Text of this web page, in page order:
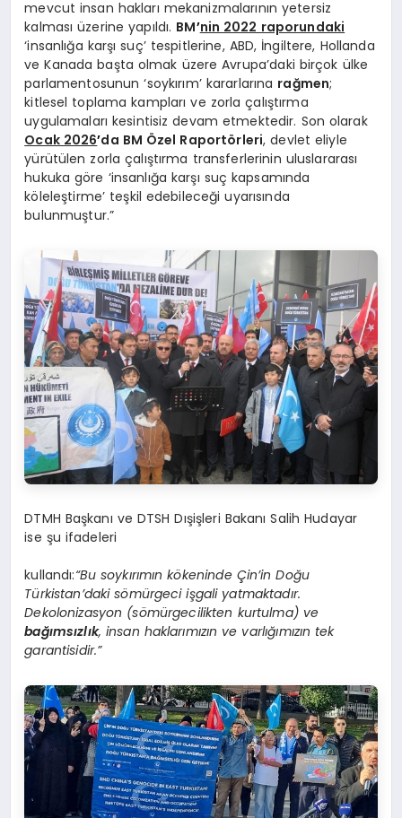
mevcut insan hakları mekanizmalarının yetersiz
kalması üzerine yapıldı. BM’nin 2022 raporundaki
‘insanlığa karşı suç’ tespitlerine, ABD, İngiltere, Hollanda
ve Kanada başta olmak üzere Avrupa’daki birçok ülke
parlamentosunun ‘soykırım’ kararlarına rağmen;
kitlesel toplama kampları ve zorla çalıştırma
uygulamaları kesintisiz devam etmektedir. Son olarak
Ocak 2026’da BM Özel Raportörleri, devlet eliyle
yürütülen zorla çalıştırma transferlerinin uluslararası
hukuka göre ‘insanlığa karşı suç kapsamında
köleleştirme’ teşkil edebileceği uyarısında
bulunmuştur.”
DTMH Başkanı ve DTSH Dışişleri Bakanı Salih Hudayar
ise şu ifadeleri
kullandı:“Bu soykırımın kökeninde Çin’in Doğu
Türkistan’daki sömürgeci işgali yatmaktadır.
Dekolonizasyon (sömürgecilikten kurtulma) ve
bağımsızlık, insan haklarımızın ve varlığımızın tek
garantisidir.”